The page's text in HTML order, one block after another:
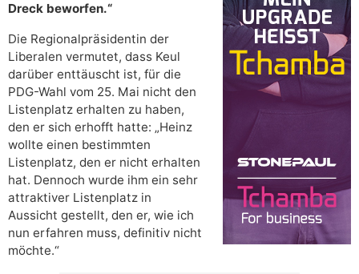
Dreck beworfen.“
Die Regionalpräsidentin der
Liberalen vermutet, dass Keul
darüber enttäuscht ist, für die
PDG-Wahl vom 25. Mai nicht den
Listenplatz erhalten zu haben,
den er sich erhofft hatte: „Heinz
wollte einen bestimmten
Listenplatz, den er nicht erhalten
hat. Dennoch wurde ihm ein sehr
attraktiver Listenplatz in
Aussicht gestellt, den er, wie ich
nun erfahren muss, definitiv nicht
möchte.“